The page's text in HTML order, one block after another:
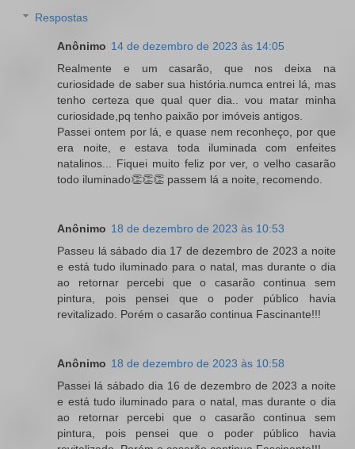
Respostas
Anônimo 14 de dezembro de 2023 às 14:05
Realmente e um casarão, que nos deixa na
curiosidade de saber sua história.numca entrei lá, mas
tenho certeza que qual quer dia.. vou matar minha
curiosidade,pq tenho paixão por imóveis antigos.
Passei ontem por lá, e quase nem reconheço, por que
era noite, e estava toda iluminada com enfeites
natalinos... Fiquei muito feliz por ver, o velho casarão
todo iluminado👏👏👏 passem lá a noite, recomendo.
Anônimo 18 de dezembro de 2023 às 10:53
Passeu lá sábado dia 17 de dezembro de 2023 a noite
e está tudo iluminado para o natal, mas durante o dia
ao retornar percebi que o casarão continua sem
pintura, pois pensei que o poder público havia
revitalizado. Porém o casarão continua Fascinante!!!
Anônimo 18 de dezembro de 2023 às 10:58
Passei lá sábado dia 16 de dezembro de 2023 a noite
e está tudo iluminado para o natal, mas durante o dia
ao retornar percebi que o casarão continua sem
pintura, pois pensei que o poder público havia